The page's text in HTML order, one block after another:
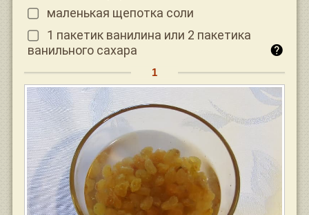
маленькая щепотка соли
1 пакетик ванилина или 2 пакетика
ванильного сахара